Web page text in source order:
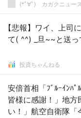
(*ﾟ∀ﾟ)ゞカガクニュー
【悲報】ワイ、上司
て( ^^) _旦~~と送っ
投資ちゃんねる
安倍首相「ﾌﾞﾙｰｲﾝﾊ
皆様に感謝！」地方
い！」航空自衛隊「